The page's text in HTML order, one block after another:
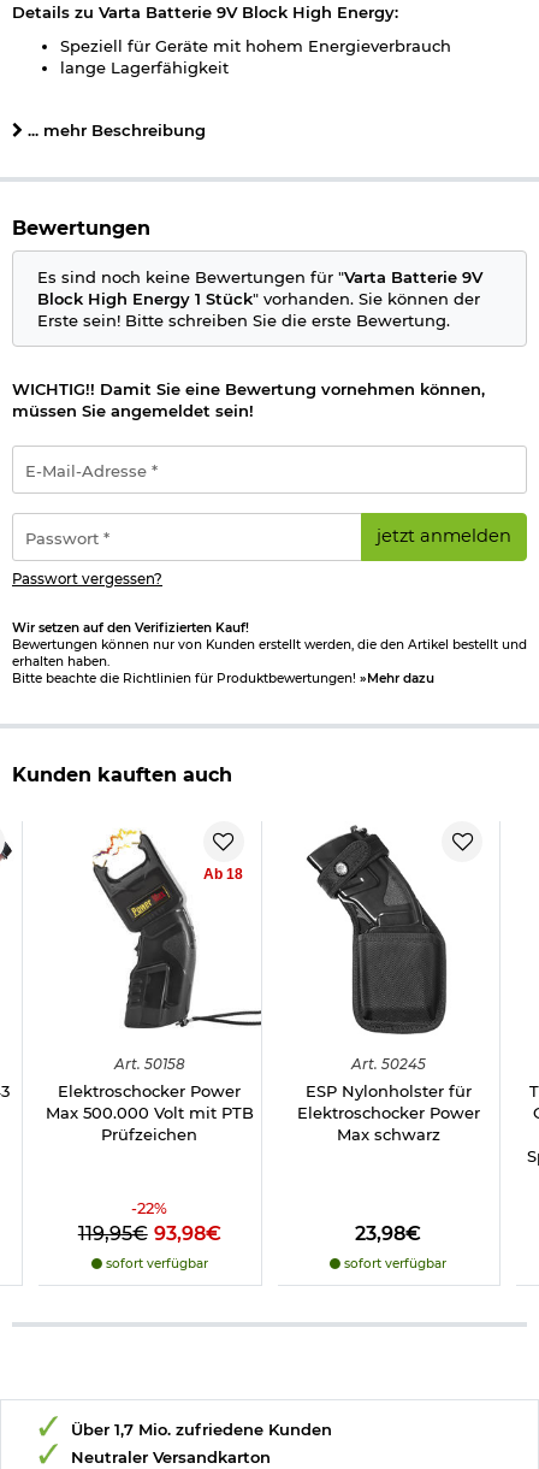
Details zu Varta Batterie 9V Block High Energy:
Speziell für Geräte mit hohem Energieverbrauch
lange Lagerfähigkeit
Spannung: 9 Volt
Marke: Varta
Bitte beachten Sie das
... mehr Beschreibung
Bewertungen
Es sind noch keine Bewertungen für "Varta Batterie 9V
Block High Energy 1 Stück" vorhanden. Sie können der
Erste sein! Bitte schreiben Sie die erste Bewertung.
WICHTIG!! Damit Sie eine Bewertung vornehmen können,
müssen Sie angemeldet sein!
Mail-
Adresse
*
jetzt anmelden
Passwort vergessen?
Wir setzen auf den Verifizierten Kauf!
Bewertungen können nur von Kunden erstellt werden, die den Artikel bestellt und
erhalten haben.
Bitte beachte die Richtlinien für Produktbewertungen! »Mehr dazu
Kunden kauften auch
Ab 18
Art. 50158
Elektroschocker Power
Max 500.000 Volt mit PTB
Prüfzeichen
-22%
119,95€ 93,98€
sofort verfügbar
Art. 50245
ESP Nylonholster für
Elektroschocker Power
Max schwarz
23,98€
sofort verfügbar
Über 1,7 Mio. zufriedene Kunden
Neutraler Versandkarton